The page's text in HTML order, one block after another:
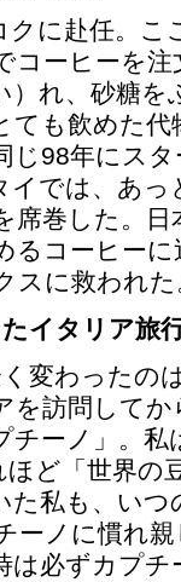
に赴任。こ
コーヒーを
）れ、砂糖を
ても飲めた
じ98年にス
イでは、あ
席巻した。
るコーヒー
スに救われた
イタリア旅
変わったの
を訪問して
チーノ」。
ど「世界の
た私も、い
ーノに慣れ
は必ずカプ